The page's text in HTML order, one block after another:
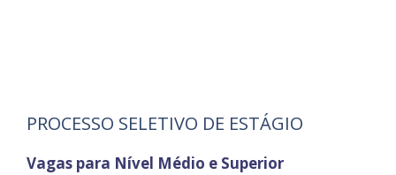
PROCESSO SELETIVO DE ESTÁGIO
Vagas para Nível Médio e Superior